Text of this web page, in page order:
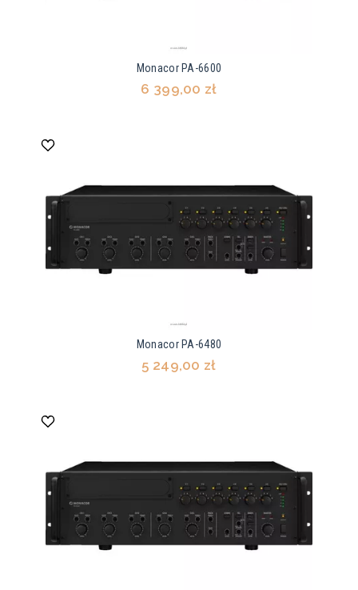
Monacor PA-6600
6 399,00 zł
Monacor PA-6480
5 249,00 zł